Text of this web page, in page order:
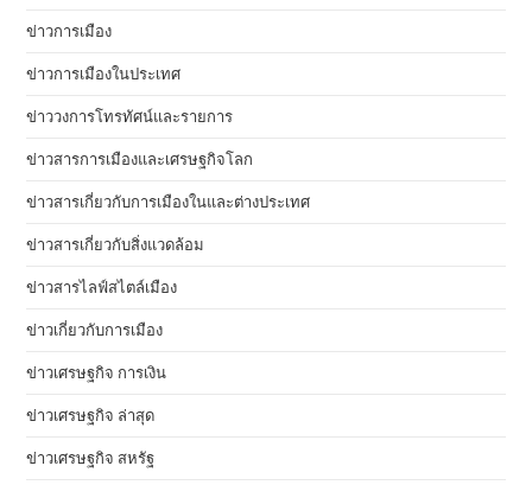
ข่าวการเมือง
ข่าวการเมืองในประเทศ
ข่าววงการโทรทัศน์และรายการ
ข่าวสารการเมืองและเศรษฐกิจโลก
ข่าวสารเกี่ยวกับการเมืองในและต่างประเทศ
ข่าวสารเกี่ยวกับสิ่งแวดล้อม
ข่าวสารไลฟ์สไตล์เมือง
ข่าวเกี่ยวกับการเมือง
ข่าวเศรษฐกิจ การเงิน
ข่าวเศรษฐกิจ ล่าสุด
ข่าวเศรษฐกิจ สหรัฐ